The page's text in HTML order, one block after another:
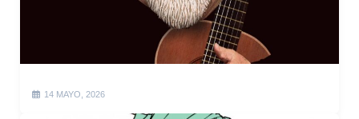
14 MAYO, 2026